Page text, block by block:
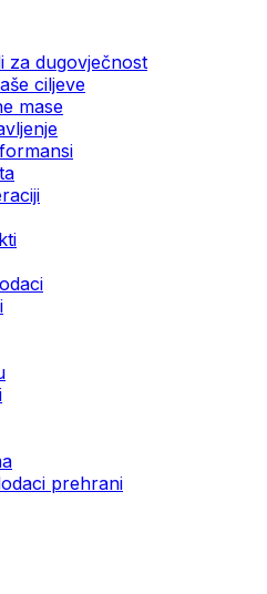
za dugovječnost
ciljeve
mase
prehrani